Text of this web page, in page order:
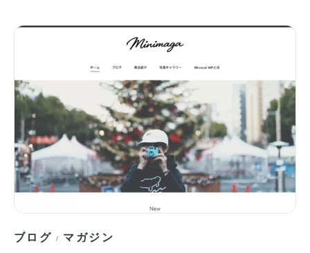
ブログ / マガジン